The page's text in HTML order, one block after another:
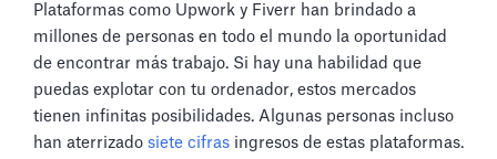
Plataformas como Upwork y Fiverr han brindado a
millones de personas en todo el mundo la oportunidad
de encontrar más trabajo. Si hay una habilidad que
puedas explotar con tu ordenador, estos mercados
tienen infinitas posibilidades. Algunas personas incluso
han aterrizado siete cifras ingresos de estas plataformas.